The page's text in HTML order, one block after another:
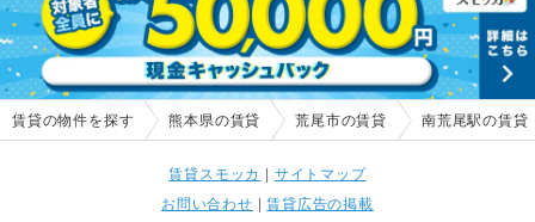
賃貸の物件を探す 熊本県の賃貸 荒尾市の賃貸 南荒尾駅の賃貸
賃貸スモッカ | サイトマップ
お問い合わせ |賃貸広告の掲載